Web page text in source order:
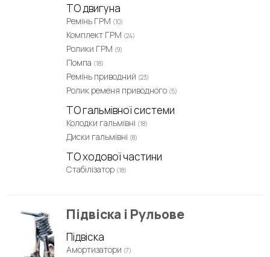
ТО двигуна
Ремінь ГРМ (10)
Комплект ГРМ (24)
Ролики ГРМ (9)
Помпа (18)
Ремінь приводний (23)
Ролик ременя приводного (5)
ТО гальмівної системи
Колодки гальмівні (18)
Диски гальмівні (8)
ТО ходової частини
Стабілізатор (18)
Підвіска і Рульове
Підвіска
Амортизатори (7)